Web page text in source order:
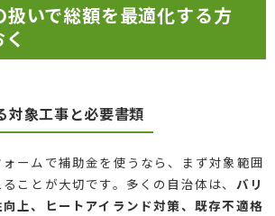
扱いで総額を最適化する方
対象工事と必要書類
ームで補助金を使うなら、まず対象範囲
ことが大切です。多くの自治体は、 バリ
上、ヒートアイランド対策、既存不適格